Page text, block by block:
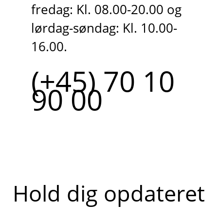
fredag: Kl. 08.00-20.00 og
lørdag-søndag: Kl. 10.00-
16.00.
(+45) 70 10
90 00
Hold dig opdateret